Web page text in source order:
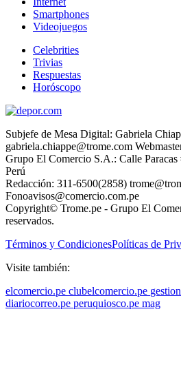
Smartphones
Videojuegos
Celebrities
Trivias
Respuestas
Horóscopo
Subjefe de Mesa Digital: Gabriela
gabriela.chiappe@trome.com
Grupo El Comercio S.A.: Calle
Perú
Redacción: 311-6500(2858)
Fonoavisos@comercio.com.pe
Copyright© Trome.pe - Grupo El
reservados.
Términos y CondicionesPolíticas de
Visite también:
elcomercio.pe clubelcomercio.pe
diariocorreo.pe peruquiosco.pe mag